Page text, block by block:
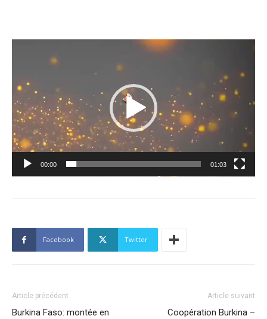
Lecteur
00:00 01:03
Facebook Twitter
Article précédent
Burkina Faso: montée en
Article suivant
Coopération Burkina –